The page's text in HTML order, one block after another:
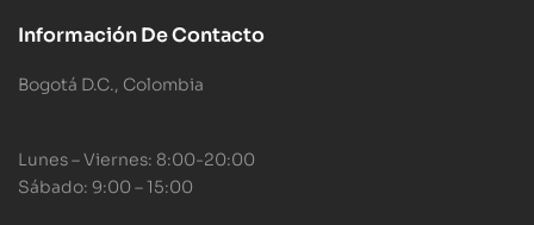
Información De Contacto
Bogotá D.C., Colombia
Lunes – Viernes: 8:00-20:00
Sábado: 9:00 – 15:00